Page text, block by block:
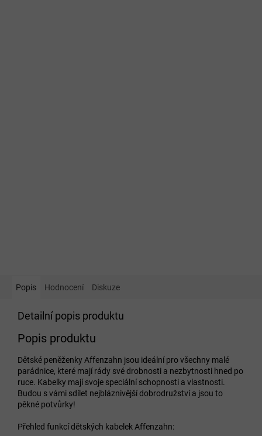
Popis Hodnocení Diskuze
Detailní popis produktu
Popis produktu
Dětské peněženky Affenzahn jsou ideální pro všechny malé
parádnice, které mají rády své drobnosti a nezbytnosti hned po
ruce. Kabelky mají svoje speciální schopnosti a vlastnosti.
Budou s vámi sdílet nejbláznivější dobrodružství a jsou to
pěkné potvůrky!
Přehled funkcí dětských kabelek Affenzahn: